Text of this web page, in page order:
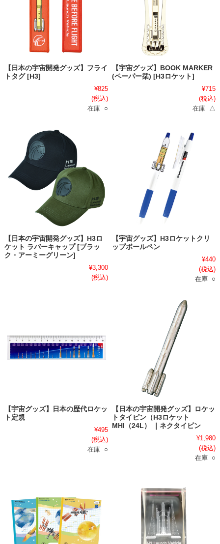
【日本の宇宙開発グッズ】フライ
トタグ [H3]
¥825
(税込)
在庫 ○
【宇宙グッズ】BOOK MARKER
(ペーパー栞) [H3ロケット]
¥715
(税込)
在庫 △
【日本の宇宙開発グッズ】H3ロ
ケット ラバーキャップ [ブラッ
ク・アーミーグリーン]
¥3,300
(税込)
【宇宙グッズ】H3ロケットクリ
ップボールペン
¥440
(税込)
在庫 ○
【宇宙グッズ】日本の歴代ロケッ
ト定規
¥495
(税込)
在庫 ○
【日本の宇宙開発グッズ】ロケッ
トタイピン（H3ロケット
MHI（24L） ｜ネクタイピン
¥1,980
(税込)
在庫 ○